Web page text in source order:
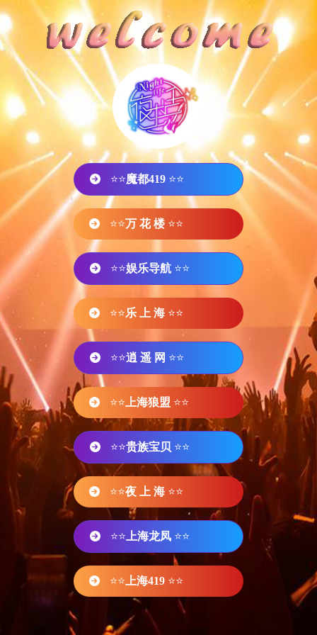
⭐⭐魔都419 ⭐⭐
⭐⭐万 花 楼 ⭐⭐
⭐⭐娱乐导航 ⭐⭐
⭐⭐乐 上 海 ⭐⭐
⭐⭐逍 遥 网 ⭐⭐
⭐⭐ 上海狼盟 ⭐⭐
⭐⭐贵族宝贝 ⭐⭐
⭐⭐夜 上 海 ⭐⭐
⭐⭐ 上海龙凤 ⭐⭐
⭐⭐ 上海419 ⭐⭐